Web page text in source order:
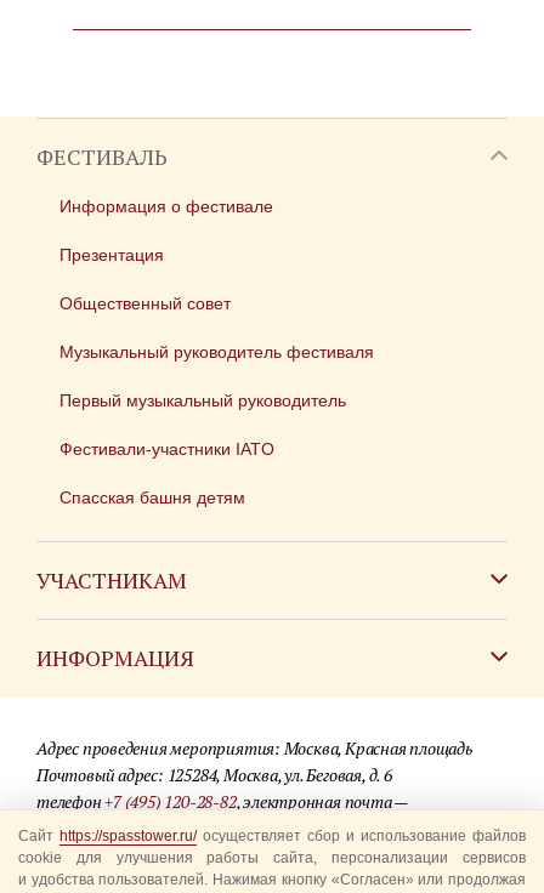
ФЕСТИВАЛЬ
Информация о фестивале
Презентация
Общественный совет
Музыкальный руководитель фестиваля
Первый музыкальный руководитель
Фестивали-участники IATO
Спасская башня детям
УЧАСТНИКАМ
ИНФОРМАЦИЯ
Для СМИ
Где купить билеты
Акции
Адрес проведения мероприятия: Москва, Красная площадь
Почтовый адрес: 125284, Москва, ул. Беговая, д. 6
телефон+7 (495) 120-28-82, электронная почта —
info@spasstower.ru
© 2009-2025 Официальный сайт фестиваля «Спасская башня»
Сайт https://spasstower.ru/осуществляет сбор и использование файлов
cookie для улучшения работы сайта, персонализации сервисов
и удобства пользователей. Нажимая кнопку «Согласен» или продолжая